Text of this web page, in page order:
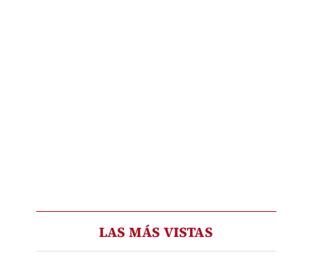
LAS MÁS VISTAS